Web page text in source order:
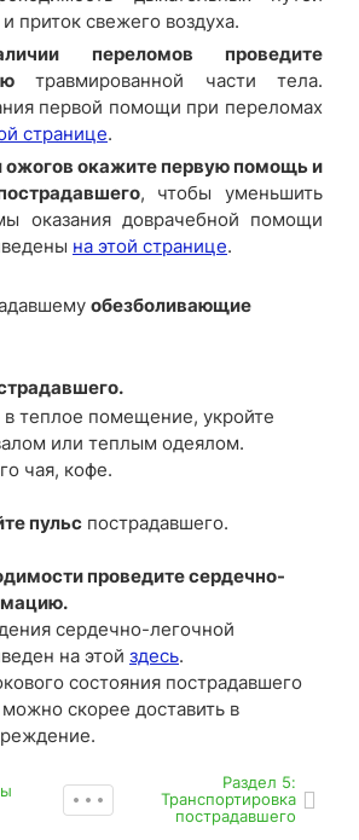
приток свежего воздуха.
переломов проведите
травмированной части тела.
первой помощи при переломах
странице.
ожогов окажите первую помощь и
, чтобы уменьшить
оказания доврачебной помощи
на этой странице.
обезболивающие
в теплое помещение, укройте
или теплым одеялом.
чая, кофе.
пульс пострадавшего.
проведите сердечно-
сердечно-легочной
на этой здесь.
состояния пострадавшего
скорее доставить в
Раздел 5:
Транспортировка
пострадавшего